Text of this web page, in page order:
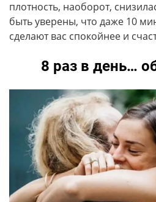
плотность, наоборот,
быть уверены, что даже 10
сделают вас спокойнее и
8 раз в день…